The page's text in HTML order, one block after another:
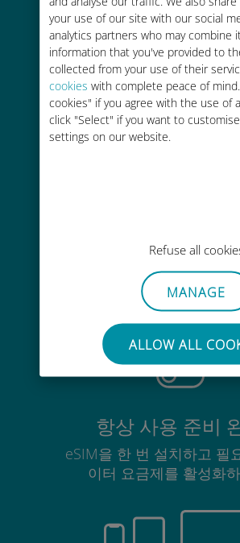
your use of our site with our social
analytics partners who may combine
information that you've provided to
collected from your use of their
cookies with complete peace of
cookies" if you agree with the use of
click "Select" if you want to
settings on our website.
Refuse all
MANAGE
ALLOW ALL
간편한 충전
Wi-Fi나 남은 데이터가 없어
간편한
기존 SIM 카드를 제거할 필
니다.
항상 사용 준비
eSIM을 한 번 설치하고 필
이터 요금제를 활성화